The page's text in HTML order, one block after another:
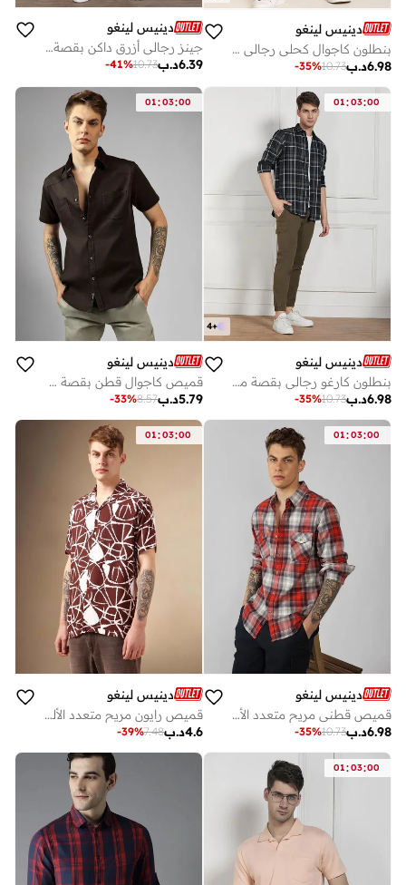
دينيس لينغو
بنطلون كاجوال كحلي رجالي - قصة ضيقة، قطن لايكرا
د.ب6.98
10.73
-35%
دينيس لينغو
جينز رجالي أزرق داكن بقصة مريحة
د.ب6.39
10.73
-41%
01:03:00
+
4
دينيس لينغو
بنطلون كارغو رجالي بقصة مريحة ولون زيتوني - متين وعصري
د.ب6.98
10.73
-35%
01:03:00
دينيس لينغو
قميص كاجوال قطن بقصة عادية بني
د.ب5.79
8.57
-33%
01:03:00
دينيس لينغو
قميص قطني مريح متعدد الألوان - ناعم وأنيق
د.ب6.98
10.73
-35%
01:03:00
دينيس لينغو
قميص رايون مريح متعدد الألوان
د.ب4.6
7.48
-39%
01:03:00